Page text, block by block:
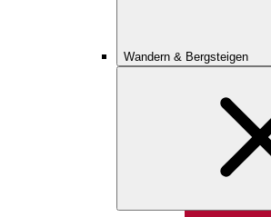
Wandern & Bergsteigen